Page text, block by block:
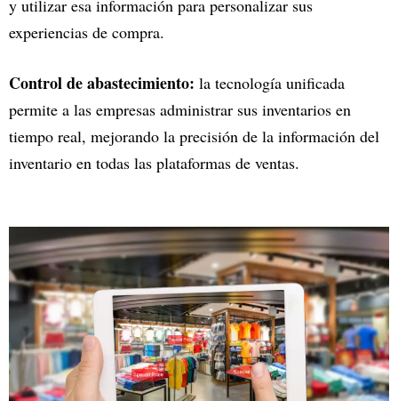
y utilizar esa información para personalizar sus
experiencias de compra.
Control de abastecimiento: la tecnología unificada
permite a las empresas administrar sus inventarios en
tiempo real, mejorando la precisión de la información del
inventario en todas las plataformas de ventas.